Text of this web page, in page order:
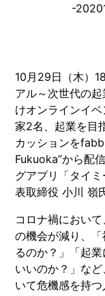
-
10月29日（木）
アル～次世代の
けオンラインイ
家2名、起業を目
カッションを
Fukuoka”から配
グアプリ「タイ
表取締役 小川 嶺
コロナ禍におい
の機会が減り、
るのか？」「起
いいのか？」な
いて危機感を持つ